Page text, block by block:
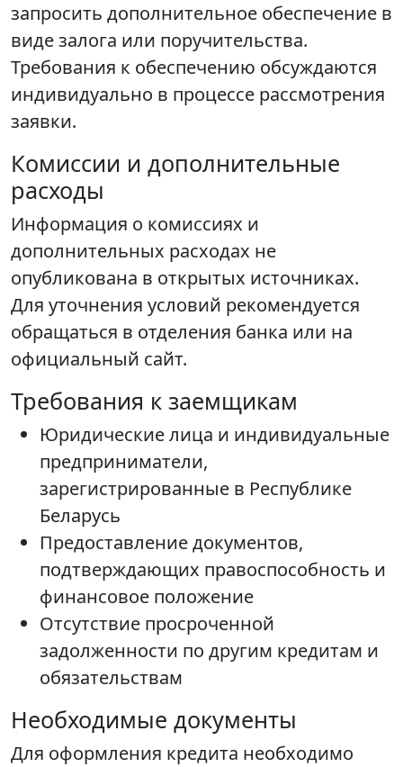
запросить дополнительное обеспечение в
виде залога или поручительства.
Требования к обеспечению обсуждаются
индивидуально в процессе рассмотрения
заявки.
Комиссии и дополнительные
расходы
Информация о комиссиях и
дополнительных расходах не
опубликована в открытых источниках.
Для уточнения условий рекомендуется
обращаться в отделения банка или на
официальный сайт.
Требования к заемщикам
Юридические лица и индивидуальные
предприниматели,
зарегистрированные в Республике
Беларусь
Предоставление документов,
подтверждающих правоспособность и
финансовое положение
Отсутствие просроченной
задолженности по другим кредитам и
обязательствам
Необходимые документы
Для оформления кредита необходимо